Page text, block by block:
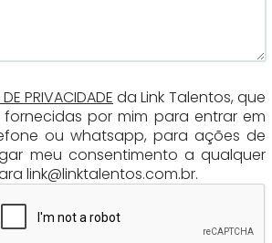
PRIVACIDADE
por mim para entrar em
ou whatsapp, para ações de
meu consentimento a qualquer
link@linktalentos.com.br.